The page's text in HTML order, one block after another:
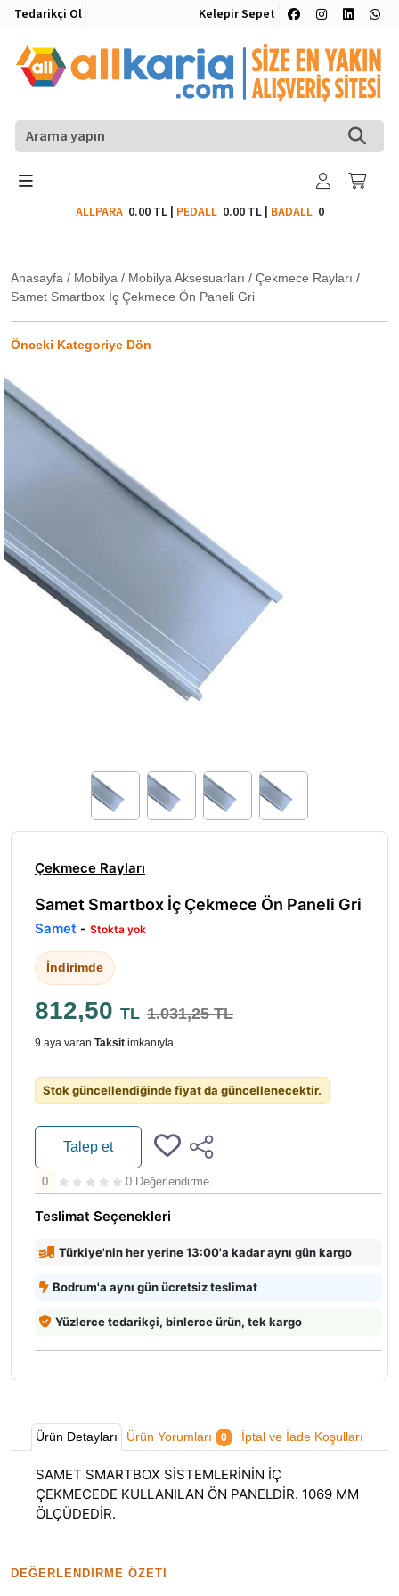
Tedarikçi Ol Kelepir Sepet
ALLPARA 0.00 TL| PEDALL 0.00 TL| BADALL0
Anasayfa / Mobilya / Mobilya Aksesuarları / Çekmece Rayları /
Samet Smartbox İç Çekmece Ön Paneli Gri
Önceki Kategoriye Dön
Çekmece Rayları
Samet Smartbox İç Çekmece Ön Paneli Gri
Samet - Stokta yok
İndirimde
812,50 TL 1.031,25 TL
9 aya varan Taksit imkanıyla
Stok güncellendiğinde fiyat da güncellenecektir.
Talep et
0 0 Değerlendirme
Teslimat Seçenekleri
Türkiye'nin her yerine 13:00'a kadar aynı gün kargo
Bodrum'a aynı gün ücretsiz teslimat
Yüzlerce tedarikçi, binlerce ürün, tek kargo
Ürün Detayları Ürün Yorumları 0 İptal ve İade Koşulları
SAMET SMARTBOX SİSTEMLERİNİN İÇ
ÇEKMECEDE KULLANILAN ÖN PANELDİR. 1069 MM
ÖLÇÜDEDİR.
DEĞERLENDIRME ÖZETI